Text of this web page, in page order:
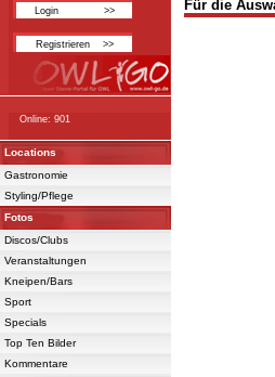
Online: 901
Locations
Gastronomie
Styling/Pflege
Fotos
Discos/Clubs
Veranstaltungen
Kneipen/Bars
Sport
Specials
Top Ten Bilder
Kommentare
Für die